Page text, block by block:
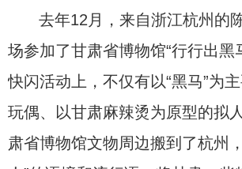
去年12月，来自浙江杭州的
场参加了甘肃省博物馆“行行出黑
快闪活动上，不仅有以“黑马”为
玩偶、以甘肃麻辣烫为原型的拟
肃省博物馆文物周边搬到了杭州